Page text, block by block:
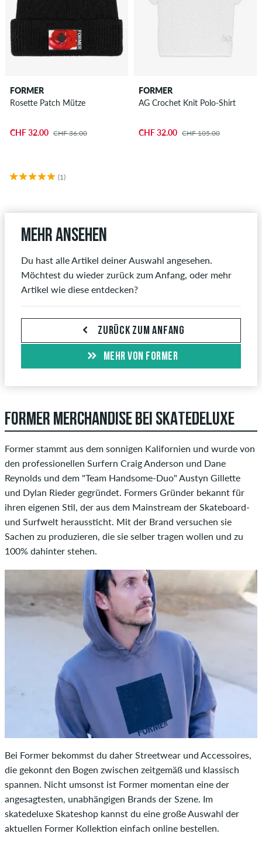
FORMER
Rosette Patch Mütze
CHF 32.00 CHF 36.00
(1)
FORMER
AG Crochet Knit Polo-Shirt
CHF 32.00 CHF 105.00
Mehr ansehen
Du hast alle Artikel deiner Auswahl angesehen.
Möchtest du wieder zurück zum Anfang, oder mehr
Artikel wie diese entdecken?
ZURÜCK ZUM ANFANG
MEHR VON FORMER
FORMER MERCHANDISE BEI SKATEDELUXE
Former stammt aus dem sonnigen Kalifornien und wurde von
den professionellen Surfern Craig Anderson und Dane
Reynolds und dem "Team Handsome-Duo" Austyn Gillette
und Dylan Rieder gegründet. Formers Gründer bekannt für
ihren eigenen Stil, der aus dem Mainstream der Skateboard-
und Surfwelt heraussticht. Mit der Brand versuchen sie
Sachen zu produzieren, die sie selber tragen wollen und zu
100% dahinter stehen.
Bei Former bekommst du daher Streetwear und Accessoires,
die gekonnt den Bogen zwischen zeitgemäß und klassisch
spannen. Nicht umsonst ist Former momentan eine der
angesagtesten, unabhängigen Brands der Szene. Im
skatedeluxe Skateshop kannst du eine große Auswahl der
aktuellen Former Kollektion einfach online bestellen.